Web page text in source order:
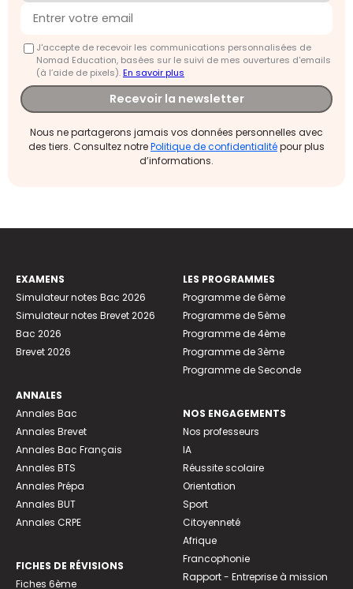
J'accepte de recevoir les communications personnalisées de
Nomad Education, basées sur le suivi de mes ouvertures d'emails
(à l’aide de pixels).En savoir plus
Recevoir la newsletter
Nous ne partagerons jamais vos données personnelles avec
des tiers. Consultez notrePolitique de confidentialitépour plus
d’informations.
EXAMENS
Simulateur notes Bac 2026
Simulateur notes Brevet 2026
Bac 2026
Brevet 2026
ANNALES
Annales Bac
Annales Brevet
Annales Bac Français
Annales BTS
Annales Prépa
Annales BUT
Annales CRPE
FICHES DE RÉVISIONS
Fiches 6ème
LES PROGRAMMES
Programme de 6ème
Programme de 5ème
Programme de 4ème
Programme de 3ème
Programme de Seconde
NOS ENGAGEMENTS
Nos professeurs
IA
Réussite scolaire
Orientation
Sport
Citoyenneté
Afrique
Francophonie
Rapport - Entreprise à mission